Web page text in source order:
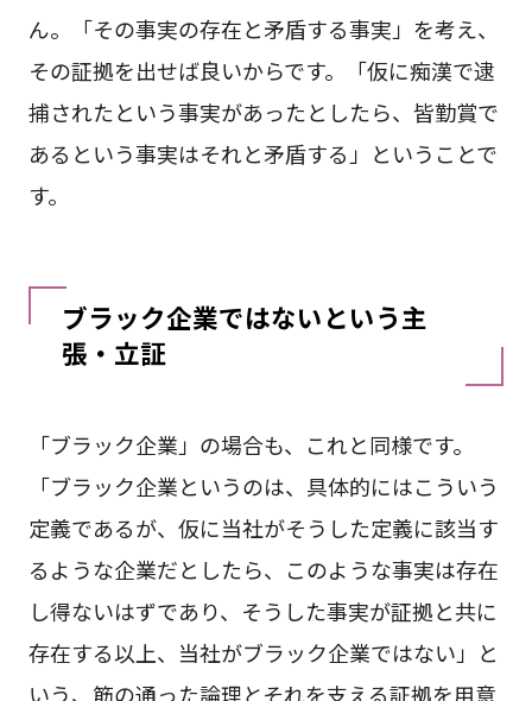
ん。「その事実の存在と矛盾する事実」を考え、
その証拠を出せば良いからです。「仮に痴漢で逮
捕されたという事実があったとしたら、皆勤賞で
あるという事実はそれと矛盾する」ということで
す。
ブラック企業ではないという主
張・立証
「ブラック企業」の場合も、これと同様です。
「ブラック企業というのは、具体的にはこういう
定義であるが、仮に当社がそうした定義に該当す
るような企業だとしたら、このような事実は存在
し得ないはずであり、そうした事実が証拠と共に
存在する以上、当社がブラック企業ではない」と
いう、筋の通った論理とそれを支える証拠を用意